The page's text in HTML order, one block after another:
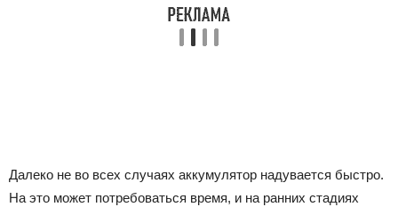
Далеко не во всех случаях аккумулятор надувается быстро.
На это может потребоваться время, и на ранних стадиях